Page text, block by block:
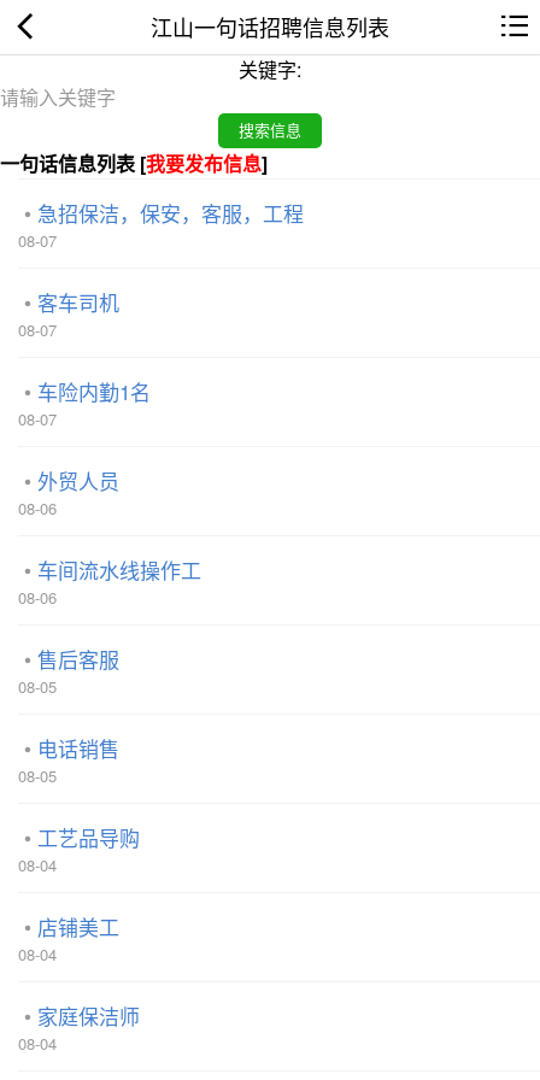
江山一句话招聘信息列表
关键字:
一句话信息列表 [我要发布信息]
急招保洁，保安，客服，工程
08-07
客车司机
08-07
车险内勤1名
08-07
外贸人员
08-06
车间流水线操作工
08-06
售后客服
08-05
电话销售
08-05
工艺品导购
08-04
店铺美工
08-04
家庭保洁师
08-04